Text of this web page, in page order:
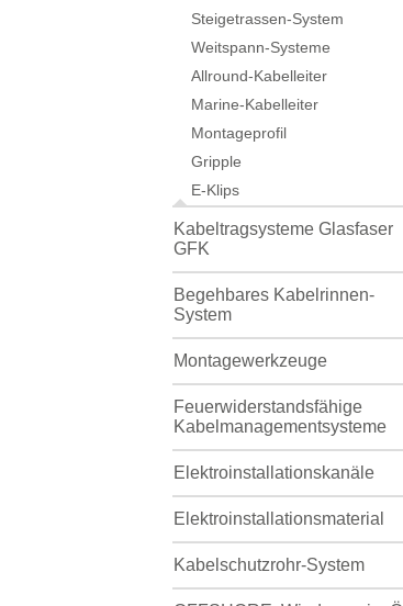
Steigetrassen-System
Weitspann-Systeme
Allround-Kabelleiter
Marine-Kabelleiter
Montageprofil
Gripple
E-Klips
Kabeltragsysteme Glasfaser
GFK
Begehbares Kabelrinnen-
System
Montagewerkzeuge
Feuerwiderstandsfähige
Kabelmanagementsysteme
Elektroinstallationskanäle
Elektroinstallationsmaterial
Kabelschutzrohr-System